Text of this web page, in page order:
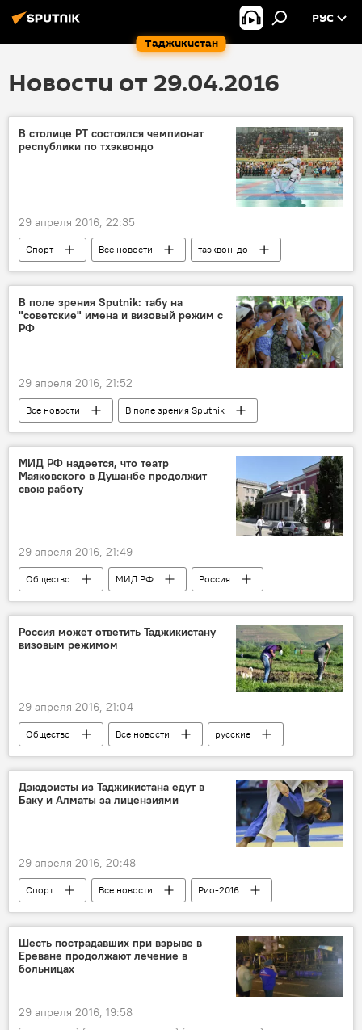
Таджикистан
РУС
Новости от 29.04.2016
В столице РТ состоялся чемпионат
республики по тхэквондо
29 апреля 2016, 22:35
Спорт Все новости
таэквон-до
Таджикистан
В поле зрения Sputnik: табу на
"советские" имена и визовый режим с
РФ
29 апреля 2016, 21:52
Все новости
В поле зрения Sputnik
Таджикистан
МИД РФ надеется, что театр
Маяковского в Душанбе продолжит
свою работу
29 апреля 2016, 21:49
Общество МИД РФ
Россия
Таджикистан
Россия может ответить Таджикистану
визовым режимом
29 апреля 2016, 21:04
Общество Все новости
русские
Россия
Таджикистан
Дзюдоисты из Таджикистана едут в
Баку и Алматы за лицензиями
29 апреля 2016, 20:48
Спорт Все новости Рио-2016
Шесть пострадавших при взрыве в
Ереване продолжают лечение в
больницах
29 апреля 2016, 19:58